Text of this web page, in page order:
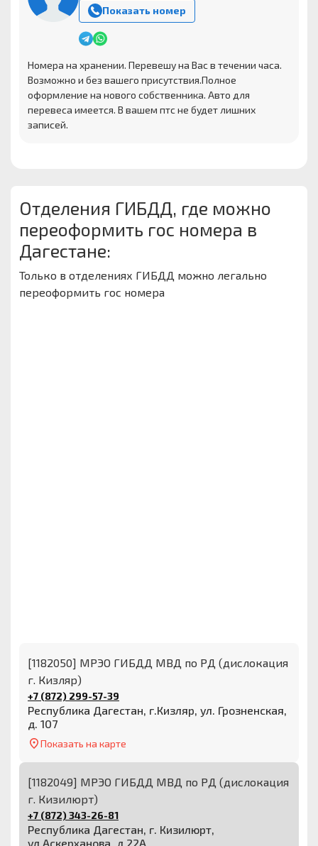
Показать номер
Номера на хранении. Перевешу на Вас в течении часа.
Возможно и без вашего присутствия.Полное
оформление на нового собственника. Авто для
перевеса имеется. В вашем птс не будет лишних
записей.
Отделения ГИБДД, где можно
переоформить гос номера в
Дагестане:
Только в отделениях ГИБДД можно легально
переоформить гос номера
[1182050] МРЭО ГИБДД МВД по РД (дислокация
г. Кизляр)
+7 (872) 299-57-39
Республика Дагестан, г.Кизляр, ул. Грозненская,
д. 107
Показать на карте
[1182049] МРЭО ГИБДД МВД по РД (дислокация
г. Кизилюрт)
+7 (872) 343-26-81
Республика Дагестан, г. Кизилюрт,
ул.Аскерханова, д.22А.